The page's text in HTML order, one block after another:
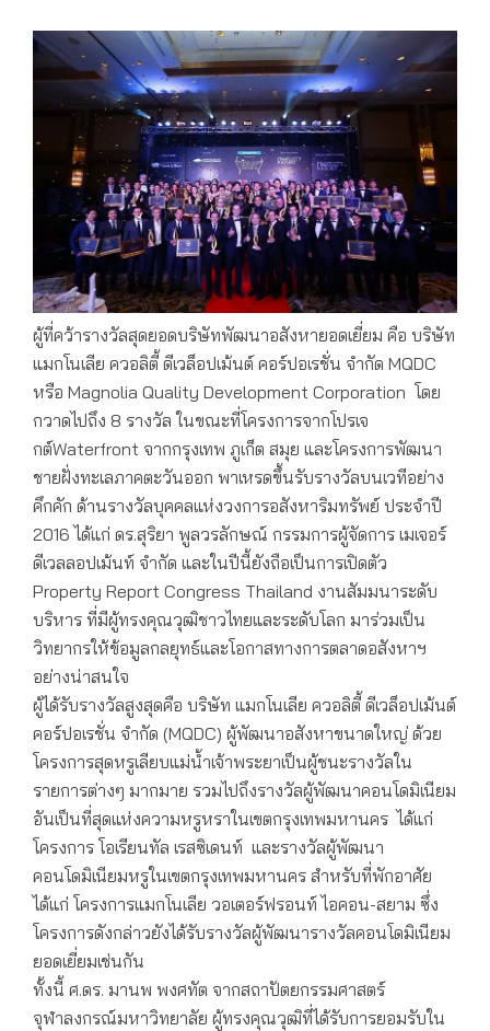
ผู้ที่คว้ารางวัลสุดยอดบริษัทพัฒนาอสังหายอดเยี่ยม คือ บริษัท
แมกโนเลีย ควอลิตี้ ดีเวล็อปเม้นต์ คอร์ปอเรชั่น จำกัด MQDC
หรือ Magnolia Quality Development Corporation โดย
กวาดไปถึง 8 รางวัล ในขณะที่โครงการจากโปรเจ
กต์Waterfront จากกรุงเทพ ภูเก็ต สมุย และโครงการพัฒนา
ชายฝั่งทะเลภาคตะวันออก พาเหรดขึ้นรับรางวัลบนเวทีอย่าง
คึกคัก ด้านรางวัลบุคคลแห่งวงการอสังหาริมทรัพย์ ประจำปี
2016 ได้แก่ ดร.สุริยา พูลวรลักษณ์ กรรมการผู้จัดการ เมเจอร์
ดีเวลลอปเม้นท์ จำกัด และในปีนี้ยังถือเป็นการเปิดตัว
Property Report Congress Thailand งานสัมมนาระดับ
บริหาร ที่มีผู้ทรงคุณวุฒิชาวไทยและระดับโลก มาร่วมเป็น
วิทยากรให้ข้อมูลกลยุทธ์และโอกาสทางการตลาดอสังหาฯ
อย่างน่าสนใจ
ผู้ได้รับรางวัลสูงสุดคือ ​บริษัท แมกโนเลีย ควอลิตี้ ดีเวล็อปเม้นต์
คอร์ปอเรชั่น จำกัด (MQDC) ผู้พัฒนาอสังหาขนาดใหญ่ ด้วย
โครงการสุดหรูเลียบแม่น้ำเจ้าพระยาเป็นผู้ชนะรางวัลใน
รายการต่างๆ มากมาย รวมไปถึงรางวัลผู้พัฒนาคอนโดมิเนียม
อันเป็นที่สุดแห่งความหรูหราในเขตกรุงเทพมหานคร ได้แก่
โครงการ โอเรียนทัล เรสซิเดนท์ และรางวัลผู้พัฒนา
คอนโดมิเนียมหรูในเขตกรุงเทพมหานคร สำหรับที่พักอาศัย
ได้แก่ โครงการแมกโนเลีย วอเตอร์ฟรอนท์ ไอคอน-สยาม ซึ่ง
โครงการดังกล่าวยังได้รับรางวัลผู้พัฒนารางวัลคอนโดมิเนียม
ยอดเยี่ยมเช่นกัน
ทั้งนี้ ศ.ดร. มานพ พงศทัต จากสถาปัตยกรรมศาสตร์
จุฬาลงกรณ์มหาวิทยาลัย ผู้ทรงคุณวุฒิที่ได้รับการยอมรับใน